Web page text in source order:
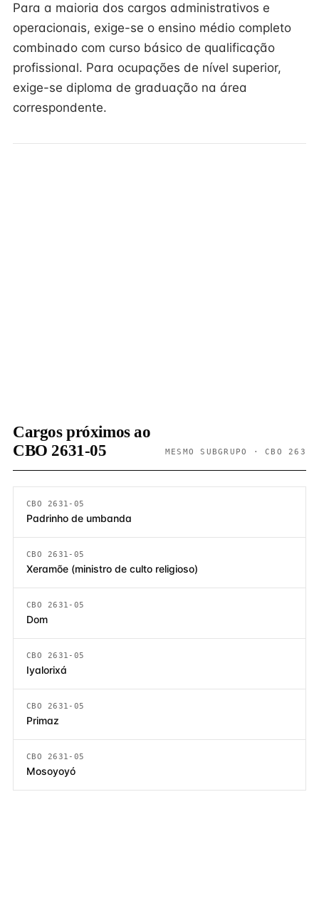
Para a maioria dos cargos administrativos e
operacionais, exige-se o ensino médio completo
combinado com curso básico de qualificação
profissional. Para ocupações de nível superior,
exige-se diploma de graduação na área
correspondente.
Cargos próximos ao
CBO 2631-05
MESMO SUBGRUPO · CBO 263
CBO 2631-05
Padrinho de umbanda
CBO 2631-05
Xeramõe (ministro de culto religioso)
CBO 2631-05
Dom
CBO 2631-05
Iyalorixá
CBO 2631-05
Primaz
CBO 2631-05
Mosoyoyó